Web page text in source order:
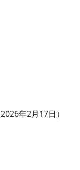
2026年2月17日）